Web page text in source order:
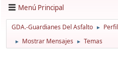
Menú Principal
GDA.-Guardianes Del Asfalto ►
► Mostrar Mensajes ► Temas